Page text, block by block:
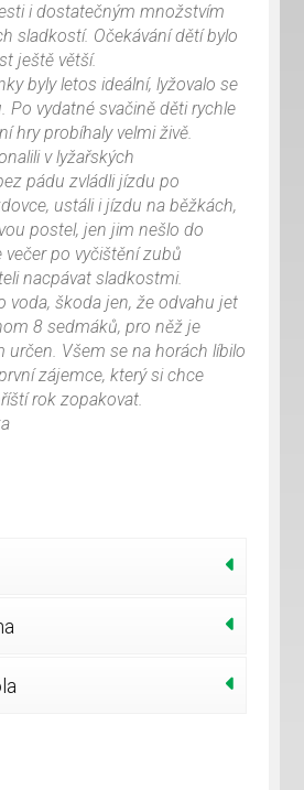
i dostatečným množstvím
sladkostí. Očekávání dětí bylo
ještě větší.
byly letos ideální, lyžovalo se
Po vydatné svačině děti rychle
hry probíhaly velmi živě.
v lyžařských
pádu zvládli jízdu po
ustáli i jízdu na běžkách,
postel, jen jim nešlo do
večer po vyčištění zubů
nacpávat sladkostmi.
voda, škoda jen, že odvahu jet
8 sedmáků, pro něž je
určen. Všem se na horách líbilo
zájemce, který si chce
rok zopakovat.